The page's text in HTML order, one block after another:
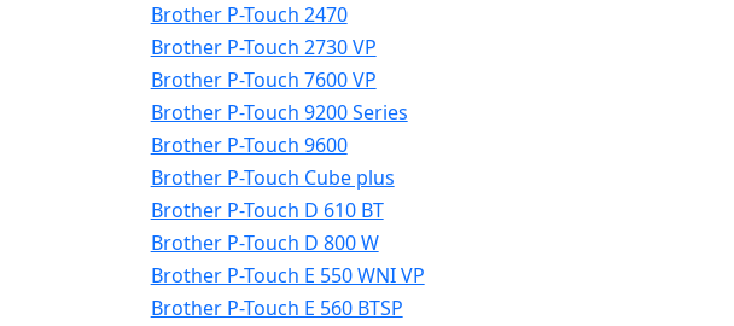
Brother P-Touch 2470
Brother P-Touch 2730 VP
Brother P-Touch 7600 VP
Brother P-Touch 9200 Series
Brother P-Touch 9600
Brother P-Touch Cube plus
Brother P-Touch D 610 BT
Brother P-Touch D 800 W
Brother P-Touch E 550 WNI VP
Brother P-Touch E 560 BTSP